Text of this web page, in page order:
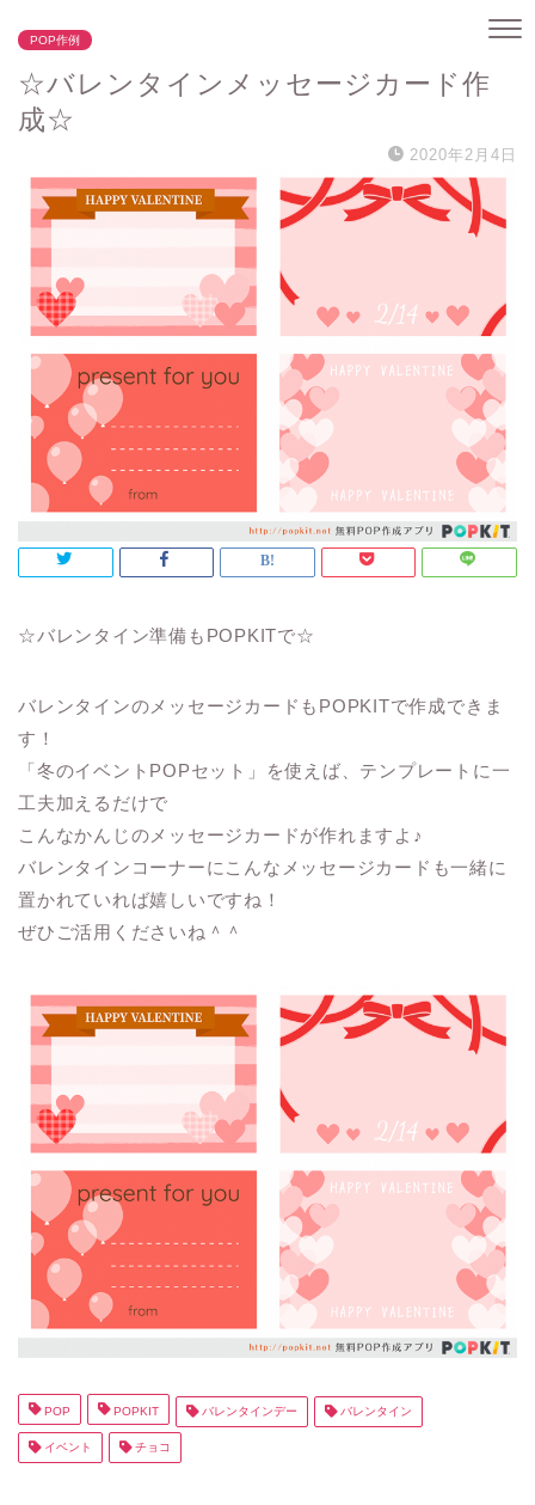
POP作例
☆バレンタインメッセージカード作
成☆
2020年2月4日
☆バレンタイン準備もPOPKITで☆
バレンタインのメッセージカードもPOPKITで作成できま
す！
「冬のイベントPOPセット」を使えば、テンプレートに一
工夫加えるだけで
こんなかんじのメッセージカードが作れますよ♪
バレンタインコーナーにこんなメッセージカードも一緒に
置かれていれば嬉しいですね！
ぜひご活用くださいね＾＾
POP POPKIT バレンタインデー バレンタイン
イベント チョコ